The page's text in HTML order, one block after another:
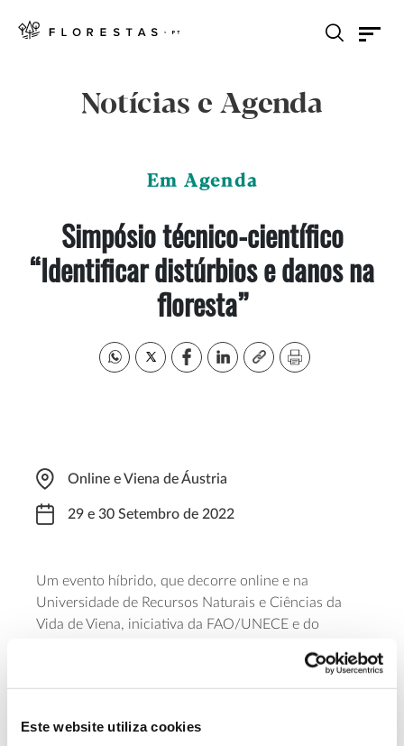
Este website utiliza cookies
Notícias e Agenda
Em Agenda
Simpósio técnico-científico
“Identificar distúrbios e danos na
floresta”
Online e Viena de Áustria
29 e 30 Setembro de 2022
Um evento híbrido, que decorre online e na
Universidade de Recursos Naturais e Ciências da
Vida de Viena, iniciativa da FAO/UNECE e do
pretende trocar ideias e experiências sobre os
métodos de identificação de distúrbios e danos